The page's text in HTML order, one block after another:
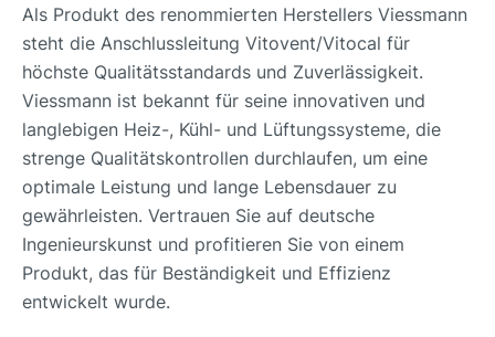
Als Produkt des renommierten Herstellers Viessmann
steht die Anschlussleitung Vitovent/Vitocal für
höchste Qualitätsstandards und Zuverlässigkeit.
Viessmann ist bekannt für seine innovativen und
langlebigen Heiz-, Kühl- und Lüftungssysteme, die
strenge Qualitätskontrollen durchlaufen, um eine
optimale Leistung und lange Lebensdauer zu
gewährleisten. Vertrauen Sie auf deutsche
Ingenieurskunst und profitieren Sie von einem
Produkt, das für Beständigkeit und Effizienz
entwickelt wurde.